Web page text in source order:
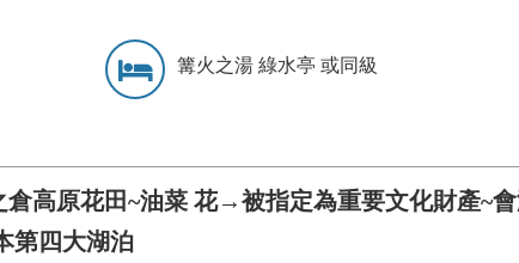
篝火之湯 綠水亭 或同級
高原花田~油菜 花→被指定為重要文化財產~
第四大湖泊